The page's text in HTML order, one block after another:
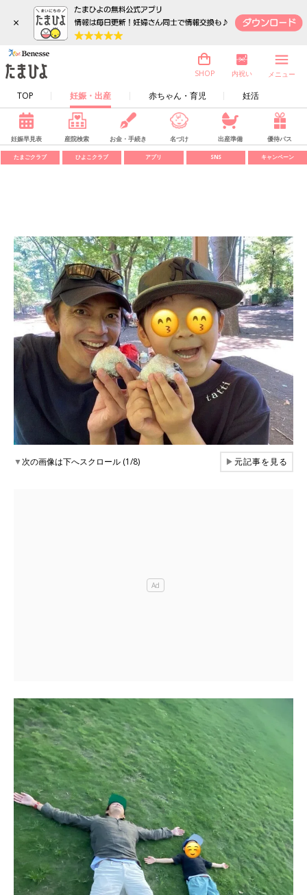
×
TOP 妊娠・出産 赤ちゃん・育児 妊活
SHOP 内祝い メニュー
妊娠早見表 産院検索 お金・手続き 名づけ 出産準備 優待パス
たまごクラブ ひよこクラブ アプリ SNS キャンペーン
▼次の画像は下へスクロール (1/8) ▶元記事を見る